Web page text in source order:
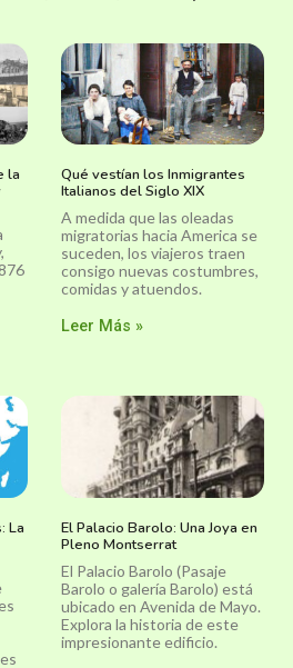
la
Qué vestían los Inmigrantes
Italianos del Siglo XIX
A medida que las oleadas
migratorias hacia America se
suceden, los viajeros traen
consigo nuevas costumbres,
comidas y atuendos.
Leer Más »
La
El Palacio Barolo: Una Joya en
Pleno Montserrat
El Palacio Barolo (Pasaje
Barolo o galería Barolo) está
ubicado en Avenida de Mayo.
Explora la historia de este
impresionante edificio.